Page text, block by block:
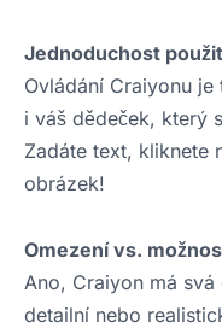
Jednoduchost
Ovládání Craiyonu
i váš dědeček, který
Zadáte text, kliknete
obrázek!
Omezení vs.
Ano, Craiyon má
detailní nebo